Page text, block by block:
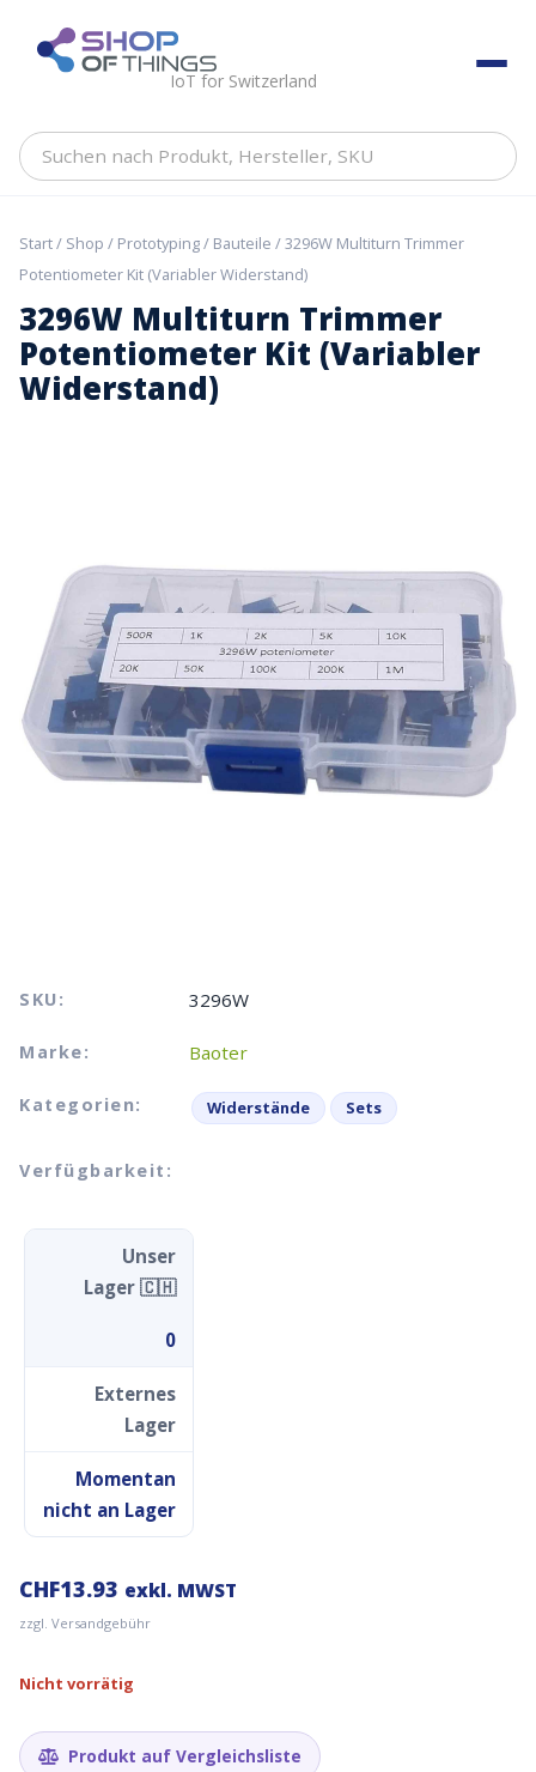
content ShopOfThings
IoT for Switzerland
Suchen
Hersteller,
Start/ Shop / Prototyping/ Bauteile / 3296W Multiturn Trimmer
Potentiometer Kit (Variabler Widerstand)
3296W Multiturn Trimmer
Potentiometer Kit (Variabler
Widerstand)
SKU: 3296W
Marke: Baoter
Kategorien: Widerstände Sets
Verfügbarkeit:
Unser
Lager 🇨🇭
0
Externes
Lager
Momentan
nicht an Lager
CHF13.93 exkl. MWST
zzgl. Versandgebühr
Nicht vorrätig
Produkt auf Vergleichsliste